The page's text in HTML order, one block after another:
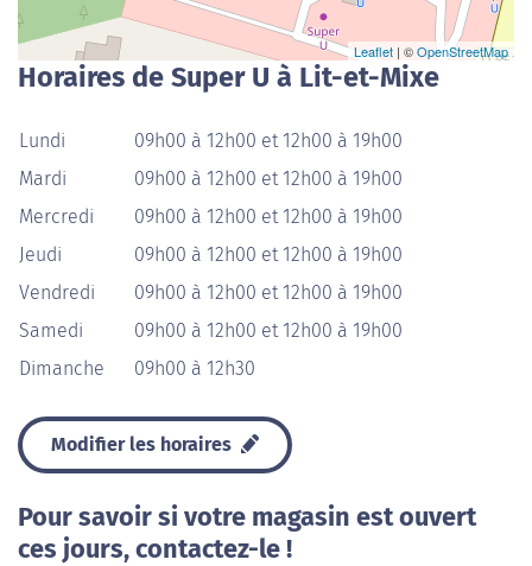
Leaflet | ©OpenStreetMap
Horaires de Super U à Lit-et-Mixe
Lundi
09h00 à 12h00 et 12h00 à 19h00
Mardi
09h00 à 12h00 et 12h00 à 19h00
Mercredi
09h00 à 12h00 et 12h00 à 19h00
Jeudi
09h00 à 12h00 et 12h00 à 19h00
Vendredi
09h00 à 12h00 et 12h00 à 19h00
Samedi
09h00 à 12h00 et 12h00 à 19h00
Dimanche
09h00 à 12h30
Modifier les horaires
Pour savoir si votre magasin est ouvert
ces jours, contactez-le !